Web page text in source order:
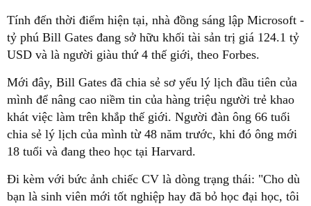
Tính đến thời điểm hiện tại, nhà đồng sáng lập Microsoft -
tỷ phú Bill Gates đang sở hữu khối tài sản trị giá 124.1 tỷ
USD và là người giàu thứ 4 thế giới, theo Forbes.
Mới đây, Bill Gates đã chia sẻ sơ yếu lý lịch đầu tiên của
mình để nâng cao niềm tin của hàng triệu người trẻ khao
khát việc làm trên khắp thế giới. Người đàn ông 66 tuổi
chia sẻ lý lịch của mình từ 48 năm trước, khi đó ông mới
18 tuổi và đang theo học tại Harvard.
Đi kèm với bức ảnh chiếc CV là dòng trạng thái: "Cho dù
bạn là sinh viên mới tốt nghiệp hay đã bỏ học đại học, tôi